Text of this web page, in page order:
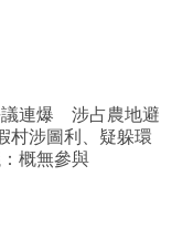
議連爆 涉占農地避
村涉圖利、疑躲環
概無參與